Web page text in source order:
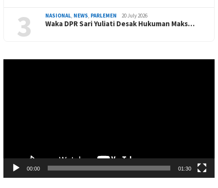
3 NASIONAL, NEWS, PARLEMEN 20 July 2026
Waka DPR Sari Yuliati Desak Hukuman Maks…
00:00 01:30